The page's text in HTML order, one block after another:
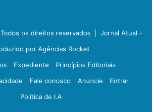
os direitos reservados | Jornal Atual -
por Agências Rocket
Expediente
Princípios Editoriais
Fale conosco Anuncie
Entrar
Política de I.A